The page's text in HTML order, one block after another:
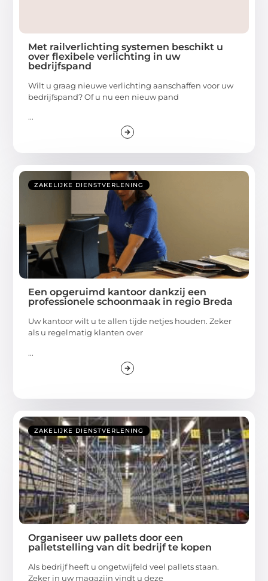
Met railverlichting systemen beschikt u
over flexibele verlichting in uw
bedrijfspand
Wilt u graag nieuwe verlichting aanschaffen voor uw
bedrijfspand? Of u nu een nieuw pand
...
ZAKELIJKE DIENSTVERLENING
Een opgeruimd kantoor dankzij een
professionele schoonmaak in regio Breda
Uw kantoor wilt u te allen tijde netjes houden. Zeker
als u regelmatig klanten over
...
ZAKELIJKE DIENSTVERLENING
Organiseer uw pallets door een
palletstelling van dit bedrijf te kopen
Als bedrijf heeft u ongetwijfeld veel pallets staan.
Zeker in uw magazijn vindt u deze